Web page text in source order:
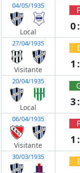
04/05/1935
Local
27/04/1935
Visitante
20/04/1935
Local
06/04/1935
Visitante
30/03/1935